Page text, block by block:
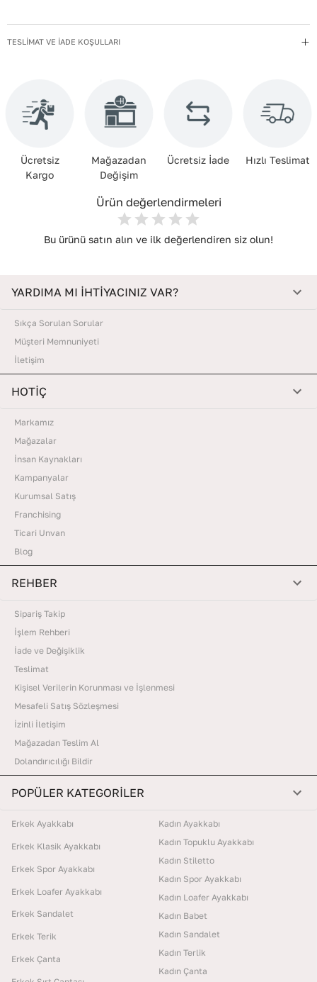
TESLİMAT VE İADE KOŞULLARI
Ücretsiz
Kargo
Mağazadan
Değişim
Ücretsiz İade Hızlı Teslimat
Ürün değerlendirmeleri
Bu ürünü satın alın ve ilk değerlendiren siz olun!
YARDIMA MI İHTİYACINIZ VAR?
Sıkça Sorulan Sorular
Müşteri Memnuniyeti
İletişim
HOTİÇ
Markamız
Mağazalar
İnsan Kaynakları
Kampanyalar
Kurumsal Satış
Franchising
Ticari Unvan
Blog
REHBER
Sipariş Takip
İşlem Rehberi
İade ve Değişiklik
Teslimat
Kişisel Verilerin Korunması ve İşlenmesi
Mesafeli Satış Sözleşmesi
İzinli İletişim
Mağazadan Teslim Al
Dolandırıcılığı Bildir
POPÜLER KATEGORİLER
Erkek Ayakkabı
Erkek Klasik Ayakkabı
Erkek Spor Ayakkabı
Erkek Loafer Ayakkabı
Erkek Sandalet
Erkek Terik
Erkek Çanta
Kadın Ayakkabı
Kadın Topuklu Ayakkabı
Kadın Stiletto
Kadın Spor Ayakkabı
Kadın Loafer Ayakkabı
Kadın Babet
Kadın Sandalet
Kadın Terlik
Kadın Çanta